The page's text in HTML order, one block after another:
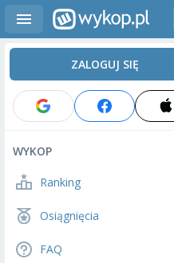
ZALOGUJ SIĘ
WYKOP
Ranking
Osiągnięcia
FAQ